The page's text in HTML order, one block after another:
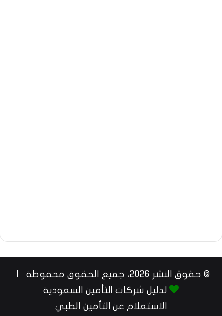
© حقوق النشر 2026، جميع الحقوق محفوظة |
لدليل شركات التأمين السعودية
الاستعلام عن التأمين الطبي